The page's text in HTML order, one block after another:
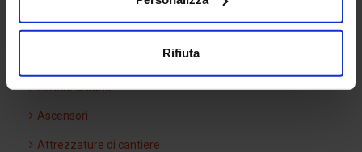
Rifiuta
Arredi interni
Arredo urbano
Ascensori
Attrezzature di cantiere